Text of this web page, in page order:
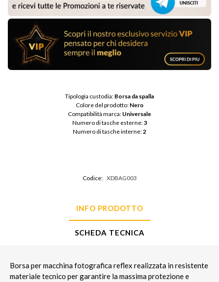
Tipologia custodia: Borsa da spalla
Colore del prodotto: Nero
Compatibilità marca: Universale
Numero di tasche esterne: 3
Numero di tasche interne: 2
Codice: XDBAG003
INFO PRODOTTO
SCHEDA TECNICA
Borsa per macchina fotografica reflex realizzata in resistente
materiale tecnico per garantire la massima protezione e